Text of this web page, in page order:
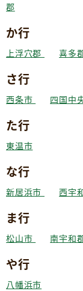
郡
か行
上浮穴郡 喜多
さ行
西条市 四国中
た行
東温市
な行
新居浜市 西宇
ま行
松山市 南宇和
や行
八幡浜市